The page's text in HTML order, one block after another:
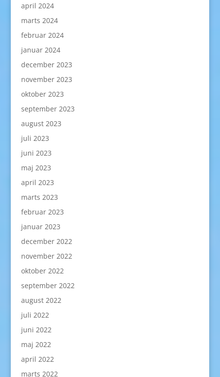
april 2024
marts 2024
februar 2024
januar 2024
december 2023
november 2023
oktober 2023
september 2023
august 2023
juli 2023
juni 2023
maj 2023
april 2023
marts 2023
februar 2023
januar 2023
december 2022
november 2022
oktober 2022
september 2022
august 2022
juli 2022
juni 2022
maj 2022
april 2022
marts 2022